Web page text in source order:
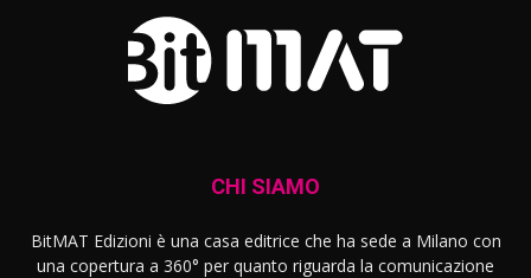
CHI SIAMO
BitMAT Edizioni è una casa editrice che ha sede a Milano con
una copertura a 360° per quanto riguarda la comunicazione